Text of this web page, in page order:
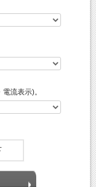
流表示)。